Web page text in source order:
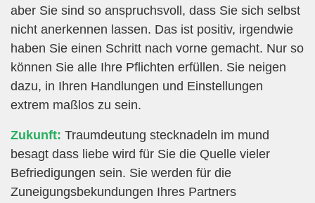
aber Sie sind so anspruchsvoll, dass Sie sich selbst
nicht anerkennen lassen. Das ist positiv, irgendwie
haben Sie einen Schritt nach vorne gemacht. Nur so
können Sie alle Ihre Pflichten erfüllen. Sie neigen
dazu, in Ihren Handlungen und Einstellungen
extrem maßlos zu sein.
Zukunft: Traumdeutung stecknadeln im mund
besagt dass liebe wird für Sie die Quelle vieler
Befriedigungen sein. Sie werden für die
Zuneigungsbekundungen Ihres Partners